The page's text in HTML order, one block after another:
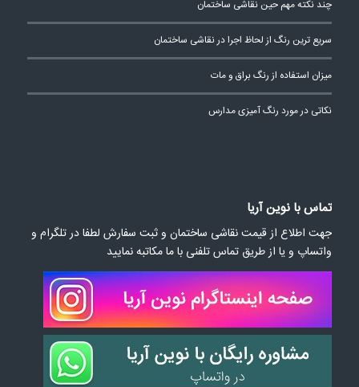
چند نکته مهم حین نقاشی ساختمان
سریع ترین رنگ از لحاظ اجرا در نقاشی ساختمان
میزان استفاده از رنگ براق و مات
نکاتی در مورد رنگ آمیزی مدارس
تماس با نوین آریا
جهت اطلاع از قیمت نقاشی ساختمان و ثبت سفارش لطفا در تلگرام و
واتساپ و یا از طریق تماس تلفنی با ما مکاتبه نمایید